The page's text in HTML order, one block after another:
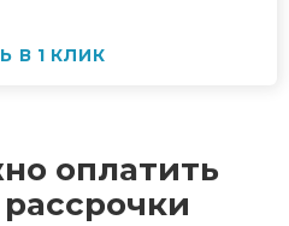
В 1 КЛИК
оплатить